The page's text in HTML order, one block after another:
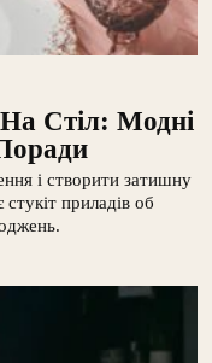
Стіл: Модні
і створити затишну
приладів об